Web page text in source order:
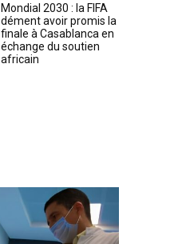
Mondial 2030 : la FIFA
dément avoir promis la
finale à Casablanca en
échange du soutien
africain